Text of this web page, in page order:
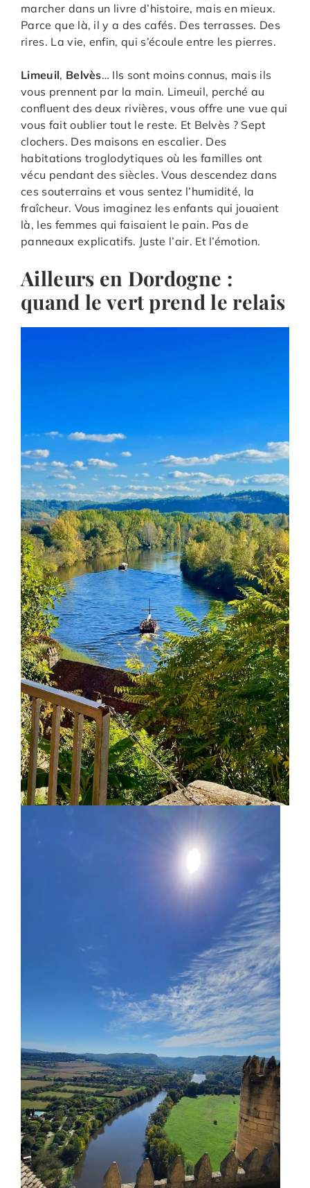
marcher dans un livre d’histoire, mais en mieux.
Parce que là, il y a des cafés. Des terrasses. Des
rires. La vie, enfin, qui s’écoule entre les pierres.
Limeuil, Belvès… Ils sont moins connus, mais ils
vous prennent par la main. Limeuil, perché au
confluent des deux rivières, vous offre une vue qui
vous fait oublier tout le reste. Et Belvès ? Sept
clochers. Des maisons en escalier. Des
habitations troglodytiques où les familles ont
vécu pendant des siècles. Vous descendez dans
ces souterrains et vous sentez l’humidité, la
fraîcheur. Vous imaginez les enfants qui jouaient
là, les femmes qui faisaient le pain. Pas de
panneaux explicatifs. Juste l’air. Et l’émotion.
Ailleurs en Dordogne :
quand le vert prend le relais